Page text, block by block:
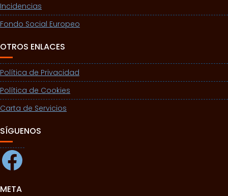
Incidencias
Fondo Social Europeo
OTROS ENLACES
Política de Privacidad
Política de Cookies
Carta de Servicios
SÍGUENOS
Facebook
META